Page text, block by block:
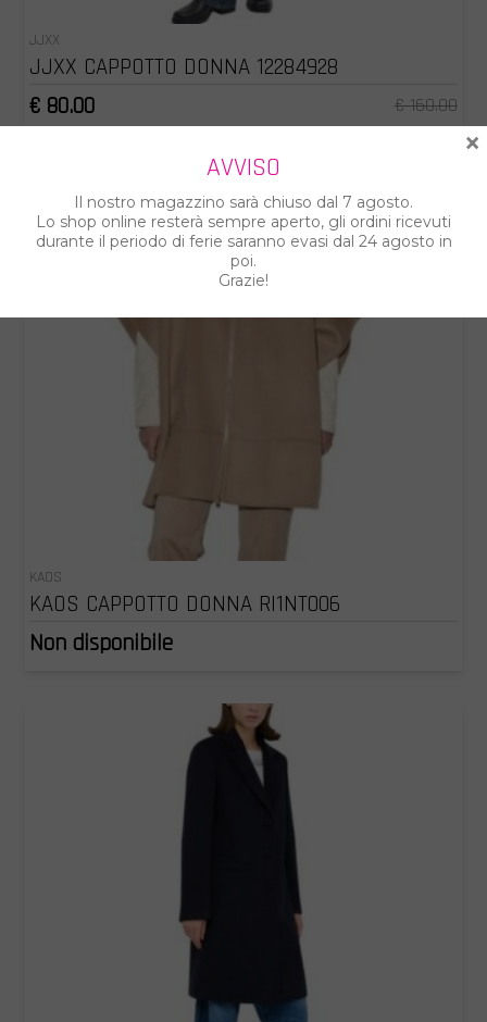
JJXX
JJXX CAPPOTTO DONNA 12284928
€ 80.00
€ 160.00
KAOS
KAOS CAPPOTTO DONNA RI1NT006
Non disponibile
AVVISO
Il nostro magazzino sarà chiuso dal 7 agosto.
Lo shop online resterà sempre aperto, gli ordini ricevuti
durante il periodo di ferie saranno evasi dal 24 agosto in
poi.
Grazie!
×